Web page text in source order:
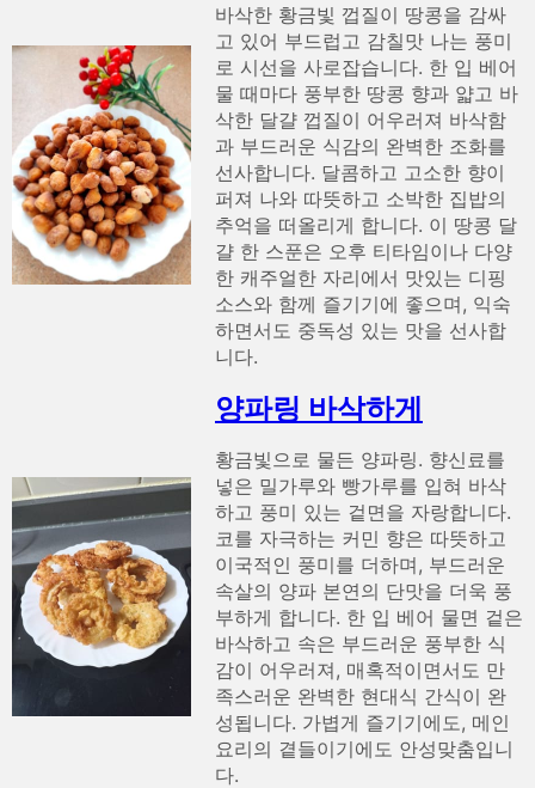
바삭한 황금빛 껍질이 땅콩을 감싸
고 있어 부드럽고 감칠맛 나는 풍미
로 시선을 사로잡습니다. 한 입 베어
물 때마다 풍부한 땅콩 향과 얇고 바
삭한 달걀 껍질이 어우러져 바삭함
과 부드러운 식감의 완벽한 조화를
선사합니다. 달콤하고 고소한 향이
퍼져 나와 따뜻하고 소박한 집밥의
추억을 떠올리게 합니다. 이 땅콩 달
걀 한 스푼은 오후 티타임이나 다양
한 캐주얼한 자리에서 맛있는 디핑
소스와 함께 즐기기에 좋으며, 익숙
하면서도 중독성 있는 맛을 선사합
니다.
양파링 바삭하게
황금빛으로 물든 양파링. 향신료를
넣은 밀가루와 빵가루를 입혀 바삭
하고 풍미 있는 겉면을 자랑합니다.
코를 자극하는 커민 향은 따뜻하고
이국적인 풍미를 더하며, 부드러운
속살의 양파 본연의 단맛을 더욱 풍
부하게 합니다. 한 입 베어 물면 겉은
바삭하고 속은 부드러운 풍부한 식
감이 어우러져, 매혹적이면서도 만
족스러운 완벽한 현대식 간식이 완
성됩니다. 가볍게 즐기기에도, 메인
요리의 곁들이기에도 안성맞춤입니
다.